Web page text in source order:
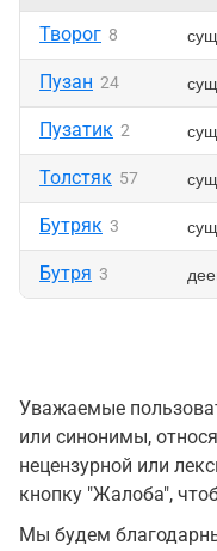
Творог 8
Пузан 24
Пузатик 2
Толстяк 57
Бутряк 3
Бутря 3
Уважаемые
или синонимы,
нецензурной или
кнопку "Жалоба",
Мы будем